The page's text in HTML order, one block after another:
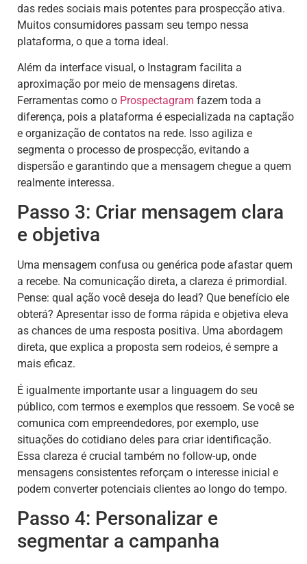
das redes sociais mais potentes para prospecção ativa.
Muitos consumidores passam seu tempo nessa
plataforma, o que a torna ideal.
Além da interface visual, o Instagram facilita a
aproximação por meio de mensagens diretas.
Ferramentas como o Prospectagram fazem toda a
diferença, pois a plataforma é especializada na captação
e organização de contatos na rede. Isso agiliza e
segmenta o processo de prospecção, evitando a
dispersão e garantindo que a mensagem chegue a quem
realmente interessa.
Passo 3: Criar mensagem clara
e objetiva
Uma mensagem confusa ou genérica pode afastar quem
a recebe. Na comunicação direta, a clareza é primordial.
Pense: qual ação você deseja do lead? Que benefício ele
obterá? Apresentar isso de forma rápida e objetiva eleva
as chances de uma resposta positiva. Uma abordagem
direta, que explica a proposta sem rodeios, é sempre a
mais eficaz.
É igualmente importante usar a linguagem do seu
público, com termos e exemplos que ressoem. Se você se
comunica com empreendedores, por exemplo, use
situações do cotidiano deles para criar identificação.
Essa clareza é crucial também no follow-up, onde
mensagens consistentes reforçam o interesse inicial e
podem converter potenciais clientes ao longo do tempo.
Passo 4: Personalizar e
segmentar a campanha